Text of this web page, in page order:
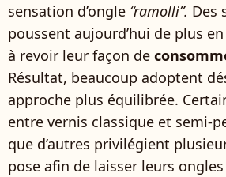
sensation d’ongle “ramolli”. Des
poussent aujourd’hui de plus
à revoir leur façon de
Résultat, beaucoup adoptent
approche plus équilibrée.
entre vernis classique et semi-
que d’autres privilégient
pose afin de laisser leurs